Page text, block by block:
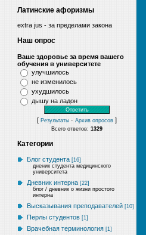
Латинские афоризмы
extra jus - за пределами закона
Наш опрос
Ваше здоровье за время вашего
обучения в университете
улучшилось
не изменилось
ухудшилось
дышу на ладон
[ Результаты · Архив опросов ]
Всего ответов: 1329
Категории
Блог студента [16]
дненик студента медицинского
университета
Дневник интерна [22]
блог / дневник о жизни простого
интерна
Высказывания преподавателей [10]
Перлы студентов [1]
Врачебная терминология [1]